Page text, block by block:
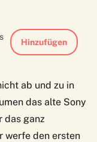
Hinzufügen
ab und zu in
das alte Sony
das ganz
werfe den ersten